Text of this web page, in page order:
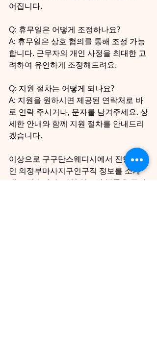
어집니다.
Q: 휴무일은 어떻게 조정하나요?
A: 휴무일은 상호 협의를 통해 조정 가능
합니다. 근무자의 개인 사정을 최대한 고
려하여 유연하게 조정해드려요.
Q: 지원 절차는 어떻게 되나요?
A: 지원을 원하시면 제공된 연락처로 바
로 연락 주시거나, 문자를 남겨주세요. 상
세한 안내와 함께 지원 절차를 안내드리
겠습니다.
이상으로 구구단스웨디시에서 진행 중
인 의정부마사지구인구직 정보를 소개
해 드렸습니다. 관심 있으신 분들은 주저